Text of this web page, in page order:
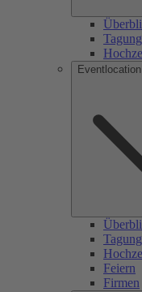
Feiern
Firmen